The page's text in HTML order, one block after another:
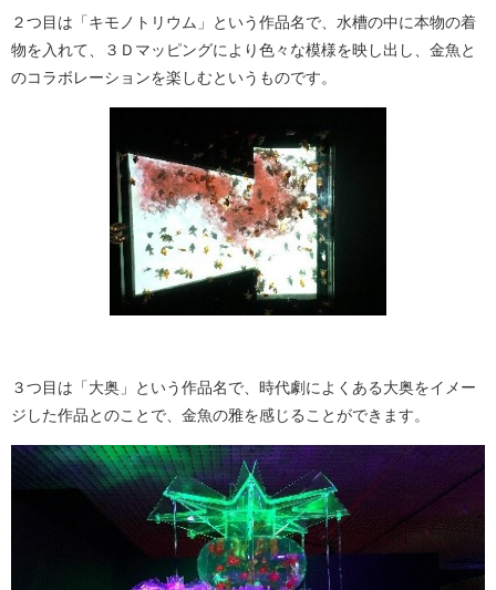
２つ目は「キモノトリウム」という作品名で、水槽の中に本物の着
物を入れて、３Ｄマッピングにより色々な模様を映し出し、金魚と
のコラボレーションを楽しむというものです。
３つ目は「大奥」という作品名で、時代劇によくある大奥をイメー
ジした作品とのことで、金魚の雅を感じることができます。